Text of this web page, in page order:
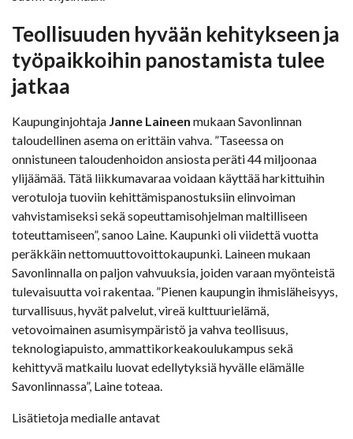
Teollisuuden hyvään kehitykseen ja
työpaikkoihin panostamista tulee
jatkaa
Kaupunginjohtaja Janne Laineen mukaan Savonlinnan
taloudellinen asema on erittäin vahva. ”Taseessa on
onnistuneen taloudenhoidon ansiosta peräti 44 miljoonaa
ylijäämää. Tätä liikkumavaraa voidaan käyttää harkittuihin
verotuloja tuoviin kehittämispanostuksiin elinvoiman
vahvistamiseksi sekä sopeuttamisohjelman maltilliseen
toteuttamiseen”, sanoo Laine. Kaupunki oli viidettä vuotta
peräkkäin nettomuuttovoittokaupunki. Laineen mukaan
Savonlinnalla on paljon vahvuuksia, joiden varaan myönteistä
tulevaisuutta voi rakentaa. ”Pienen kaupungin ihmisläheisyys,
turvallisuus, hyvät palvelut, vireä kulttuurielämä,
vetovoimainen asumisympäristö ja vahva teollisuus,
teknologiapuisto, ammattikorkeakoulukampus sekä
kehittyvä matkailu luovat edellytyksiä hyvälle elämälle
Savonlinnassa”, Laine toteaa.
Lisätietoja medialle antavat